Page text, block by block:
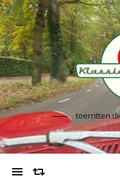
toerritten